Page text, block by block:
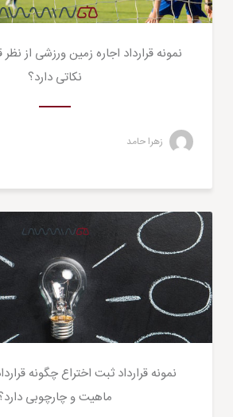
نمونه قرارداد اجاره زمین ورزشی از
نکاتی دارد؟
زهرا حامد
نمونه قرارداد ثبت اختراع چگونه
ماهیت و چارچوبی